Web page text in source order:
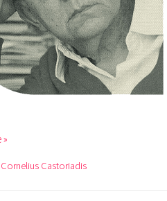
Cornelius Castoriadis